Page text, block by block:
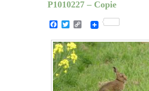
P1010227 – Copie
Facebook
TwitterCopy